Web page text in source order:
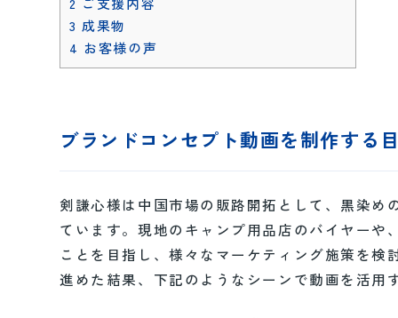
3 成果物
4 お客様の声
ブランドコンセプト動画を制作する
剣謙心様は中国市場の販路開拓として、黒染
ています。現地のキャンプ用品店のバイヤー
ことを目指し、様々なマーケティング施策を
進めた結果、下記のようなシーンで動画を活用